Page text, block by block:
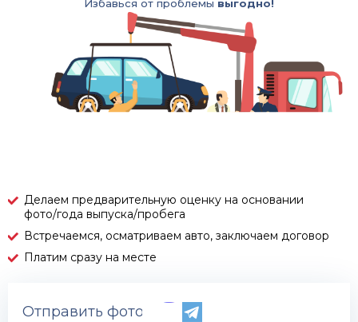
Избавься от проблемы выгодно!
Делаем предварительную оценку на основании
фото/года выпуска/пробега
Встречаемся, осматриваем авто, заключаем договор
Платим сразу на месте
Отправить фото по телефону